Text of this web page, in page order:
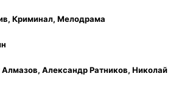
Криминал, Мелодрама
Александр Ратников, Николай